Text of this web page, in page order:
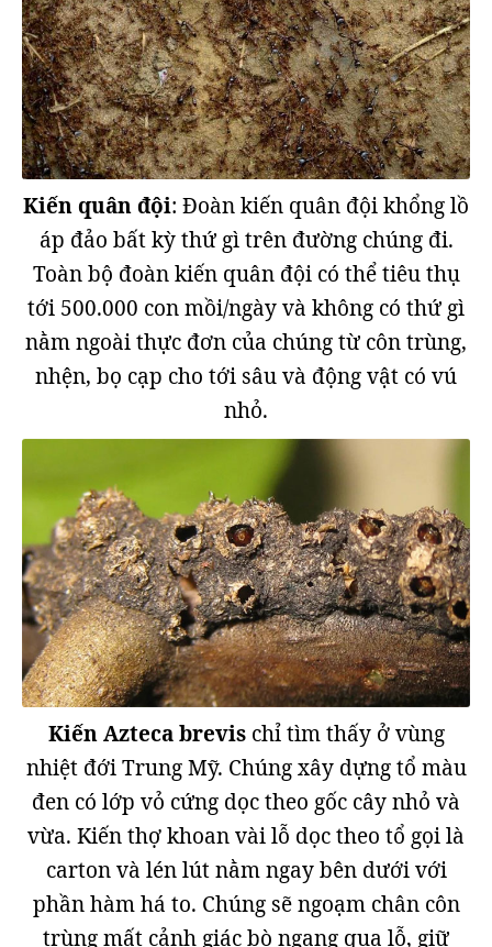
Kiến quân đội: Đoàn kiến quân đội khổng lồ
áp đảo bất kỳ thứ gì trên đường chúng đi.
Toàn bộ đoàn kiến quân đội có thể tiêu thụ
tới 500.000 con mồi/ngày và không có thứ gì
nằm ngoài thực đơn của chúng từ côn trùng,
nhện, bọ cạp cho tới sâu và động vật có vú
nhỏ.
Kiến Azteca brevischỉ tìm thấy ở vùng
nhiệt đới Trung Mỹ. Chúng xây dựng tổ màu
đen có lớp vỏ cứng dọc theo gốc cây nhỏ và
vừa. Kiến thợ khoan vài lỗ dọc theo tổ gọi là
carton và lén lút nằm ngay bên dưới với
phần hàm há to. Chúng sẽ ngoạm chân côn
trùng mất cảnh giác bò ngang qua lỗ, giữ